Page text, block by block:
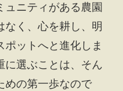
ュニティがある農園
なく、心を耕し、明
ポットへと進化しま
に選ぶことは、そん
めの第一歩なので